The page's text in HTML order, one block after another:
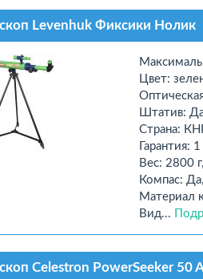
Levenhuk Фиксики Нолик
Цвет:
Штатив:
Страна:
Гарантия:
Вес: 2800 г,
Компас: Да,
Материал
Вид...
Celestron PowerSeeker 50